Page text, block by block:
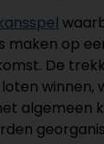
maken op
De
winnen,
algemeen